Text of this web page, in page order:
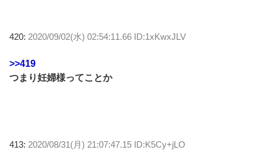
420: 2020/09/02(水) 02:54:11.66 ID:1xKwxJLV
>>419
つまり妊婦様ってことか
413: 2020/08/31(月) 21:07:47.15 ID:K5Cy+jLO